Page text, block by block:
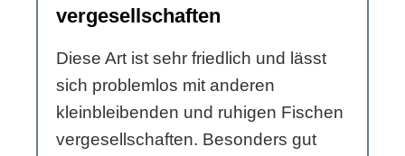
vergesellschaften
Diese Art ist sehr friedlich und lässt
sich problemlos mit anderen
kleinbleibenden und ruhigen Fischen
vergesellschaften. Besonders gut